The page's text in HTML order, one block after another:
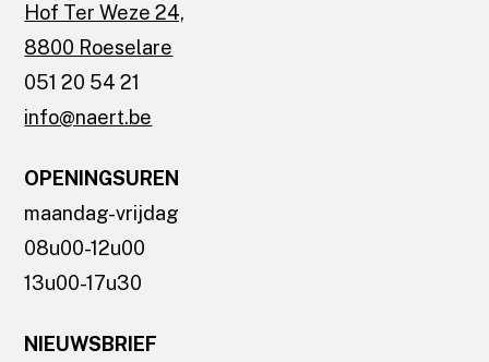
Hof Ter Weze 24,
8800 Roeselare
051 20 54 21
info@naert.be
OPENINGSUREN
maandag-vrijdag
08u00-12u00
13u00-17u30
NIEUWSBRIEF